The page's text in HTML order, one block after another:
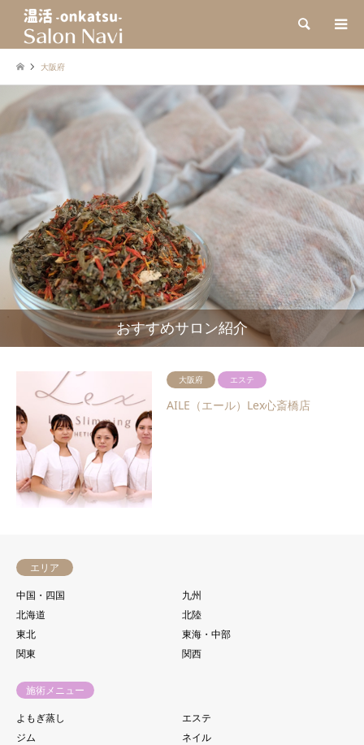
検索
大阪府
おすすめサロン紹介
大阪府 エステ
AILE（エール）Lex心斎橋店
エリア
中国・四国
九州
北海道
北陸
東北
東海・中部
関東
関西
施術メニュー
よもぎ蒸し
エステ
ジム
ネイル